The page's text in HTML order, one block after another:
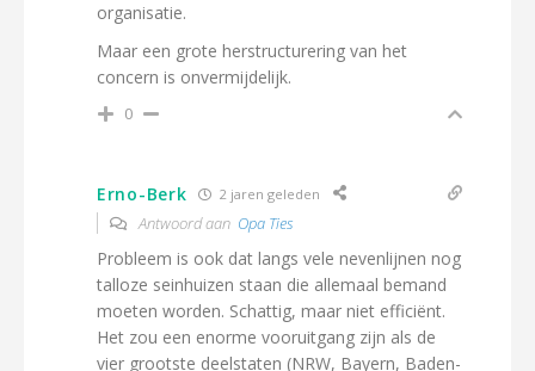
organisatie.
Maar een grote herstructurering van het
concern is onvermijdelijk.
0
Erno-Berk 2 jaren geleden
Antwoord aan Opa Ties
Probleem is ook dat langs vele nevenlijnen nog
talloze seinhuizen staan die allemaal bemand
moeten worden. Schattig, maar niet efficiënt.
Het zou een enorme vooruitgang zijn als de
vier grootste deelstaten (NRW, Bayern, Baden-